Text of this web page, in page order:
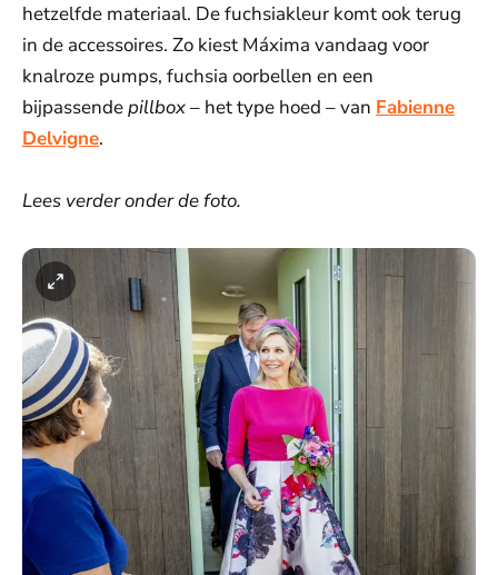
hetzelfde materiaal. De fuchsiakleur komt ook terug
in de accessoires. Zo kiest Máxima vandaag voor
knalroze pumps, fuchsia oorbellen en een
bijpassendepillbox– het type hoed – van Fabienne
Delvigne.
Lees verder onder de foto.